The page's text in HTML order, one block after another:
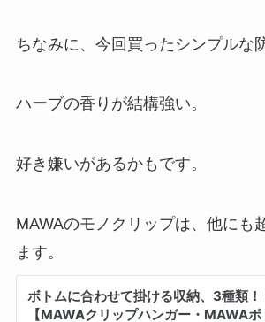
ちなみに、今回買ったシンプルな
ハーブの香りが結構強い。
好き嫌いがあるかもです。
MAWAのモノクリップは、他にも
ます。